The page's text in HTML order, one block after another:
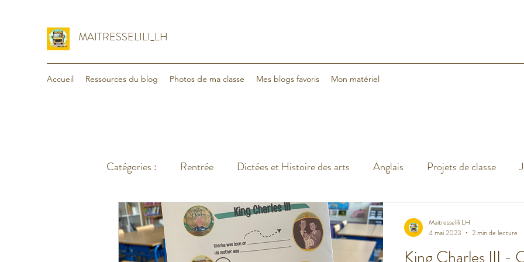
MAITRESSELILI_LH
Accueil Ressources du blog Photos de ma classe Mes blogs favoris Mon matériel
Catégories : Rentrée Dictées et Histoire des arts Anglais Projets de classe
Organisation Voyage - vacances Classe dehors
King Charles III -
Maitresselili LH
4 mai 2023
2 min de lecture